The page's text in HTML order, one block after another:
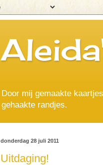
Door mij gemaakte
gehaakte randjes.
donderdag 28 juli 2011
Uitdaging!